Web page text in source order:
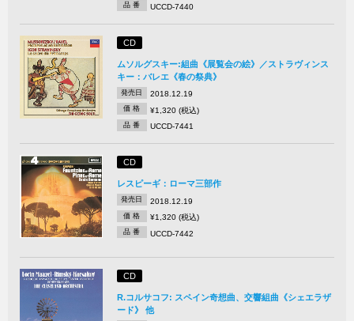
品 番 UCCD-7440
CD
ムソルグスキー:組曲《展覧会の絵》／ストラヴィンス
キー：バレエ《春の祭典》
発売日 2018.12.19
価 格 ¥1,320 (税込)
品 番 UCCD-7441
CD
レスピーギ：ローマ三部作
発売日 2018.12.19
価 格 ¥1,320 (税込)
品 番 UCCD-7442
CD
R.コルサコフ: スペイン奇想曲、交響組曲《シェエラザ
ード》 他